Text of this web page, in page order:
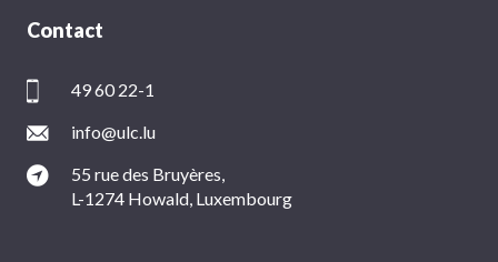
Contact
49 60 22-1
info@ulc.lu
55 rue des Bruyères,
L-1274 Howald, Luxembourg